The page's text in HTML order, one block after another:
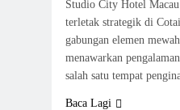
Studio City Hotel
terletak strategik di
gabungan elemen
menawarkan
salah satu tempat
Baca Lagi